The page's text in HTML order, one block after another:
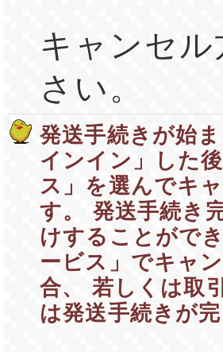
キャンセ
さい。
発送手続きが始
インイン」した
ス」を選んでキ
す。 発送手続き
けすることがで
ービス」でキャ
合、 若しくは取
は発送手続きが